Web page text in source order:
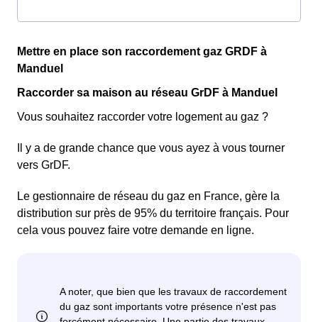
Mettre en place son raccordement gaz GRDF à
Manduel
Raccorder sa maison au réseau GrDF à Manduel
Vous souhaitez raccorder votre logement au gaz ?
Il y a de grande chance que vous ayez à vous tourner
vers GrDF.
Le gestionnaire de réseau du gaz en France, gère la
distribution sur près de 95% du territoire français. Pour
cela vous pouvez faire votre demande en ligne.